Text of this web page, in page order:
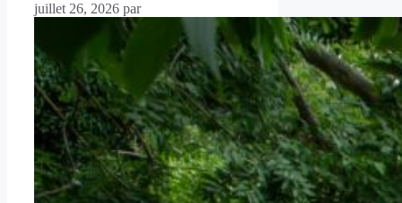
juillet 26, 2026 par